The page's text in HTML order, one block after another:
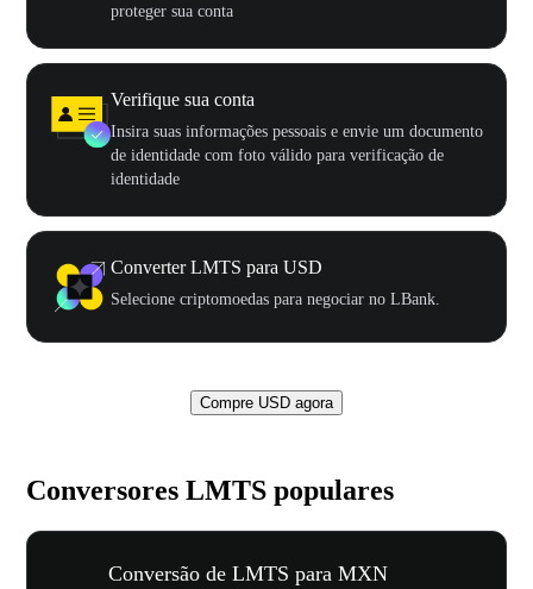
proteger sua conta
Verifique sua conta
Insira suas informações pessoais e envie um documento
de identidade com foto válido para verificação de
identidade
Converter LMTS para USD
Selecione criptomoedas para negociar no LBank.
Compre USD agora
Conversores LMTS populares
Conversão de LMTS para MXN